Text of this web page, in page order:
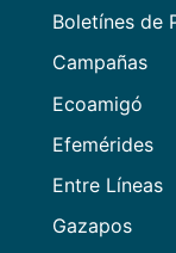
Boletínes de
Campañas
Ecoamigó
Efemérides
Entre Líneas
Gazapos